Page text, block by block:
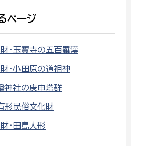
ページ
・玉寳寺の五百羅漢
・小田原の道祖神
神社の庚申塔群
形民俗文化財
・田島人形